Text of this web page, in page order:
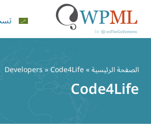
المحتوى
الصفحة الرئيسية» Developers » Code4Life
Code4Life